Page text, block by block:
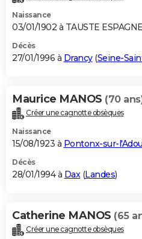
Naissance
03/01/1902 à TAUSTE ESPAGNE
Décès
27/01/1996 à Drancy(Seine-
Maurice MANOS (70
Créer une cagnotte obsèques
Naissance
15/08/1923 à Pontonx-sur-
Décès
28/01/1994 à Dax(Landes)
Catherine MANOS (65
Créer une cagnotte obsèques